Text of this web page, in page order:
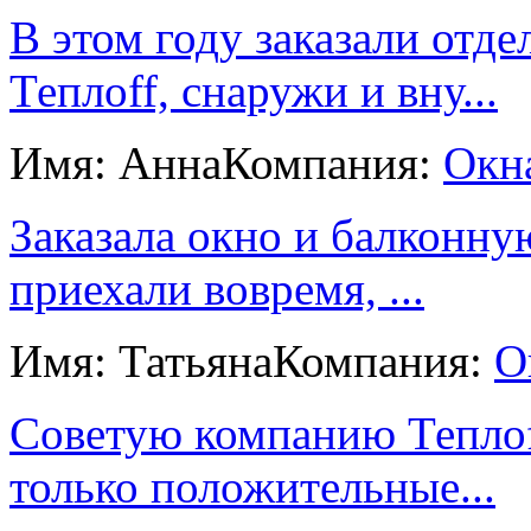
В этом году заказали
Теплоff, снаружи и вну...
Имя: АннаКомпания:
Заказала окно и
приехали вовремя, ...
Имя: ТатьянаКомпания:
Советую компанию
только положительные...